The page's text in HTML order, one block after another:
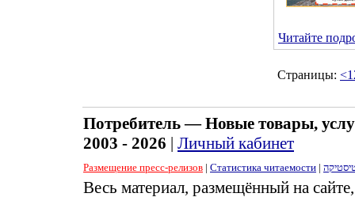
Читайте
Страницы: <1
Потребитель — Новые товары,
2003 - 2026 | Личный кабинет
Размещение пресс-релизов | Статистика читаемости |
Весь материал, размещённый на